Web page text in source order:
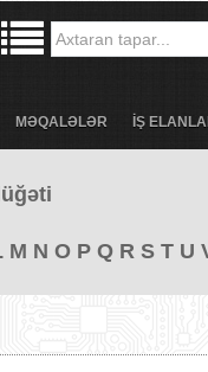
MƏQALƏLƏR İŞ
M N O P Q R S T U